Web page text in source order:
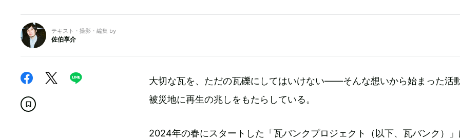
テキスト・撮影・編集 by
佐伯享介
大切な瓦を、ただの瓦礫にしてはいけない――そんな想いから始まった活動
被災地に再生の兆しをもたらしている。
2024年の春にスタートした「瓦バンクプロジェクト（以下、瓦バンク）」